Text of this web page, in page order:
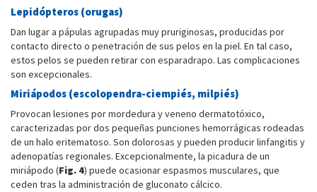
Lepidópteros (orugas)
Dan lugar a pápulas agrupadas muy pruriginosas, producidas por
contacto directo o penetración de sus pelos en la piel. En tal caso,
estos pelos se pueden retirar con esparadrapo. Las complicaciones
son excepcionales.
Miriápodos (escolopendra-ciempiés, milpiés)
Provocan lesiones por mordedura y veneno dermatotóxico,
caracterizadas por dos pequeñas punciones hemorrágicas rodeadas
de un halo eritematoso. Son dolorosas y pueden producir linfangitis y
adenopatías regionales. Excepcionalmente, la picadura de un
miriápodo (Fig. 4) puede ocasionar espasmos musculares, que
ceden tras la administración de gluconato cálcico.